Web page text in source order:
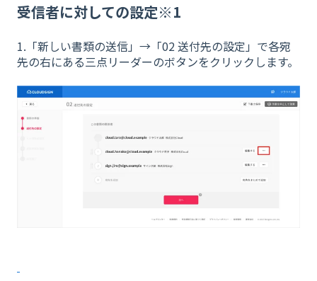
受信者に対しての設定※1
1.「新しい書類の送信」→「02 送付先の設定」で各宛
先の右にある三点リーダーのボタンをクリックします。